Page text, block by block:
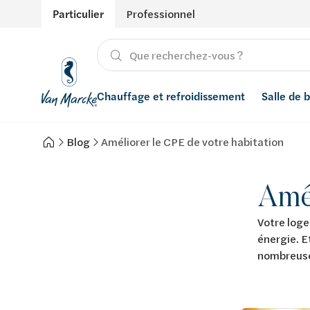
Particulier Professionnel
Chauffage et refroidissement
Chauffage
Salle de
Produits
Énergies renouvelables
Adoucisseurs d’eau
Blog Améliorer le CPE de votre habitation
Votre
énergie.